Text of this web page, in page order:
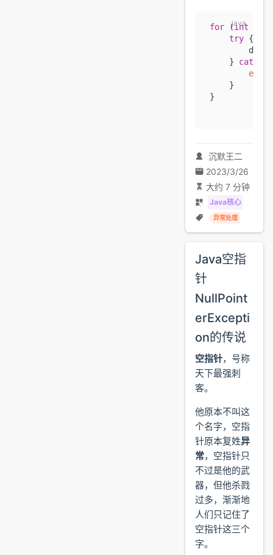
for (int
try {
dosth
} catch
e
}
}
沉默王二
2023/3/26
大约 7 分钟
Java核心
异常处理
Java空指
针
NullPoint
erExcepti
on的传说
空指针，号称
天下最强刺
客。
他原本不叫这
个名字，空指
针原本复姓异
常，空指针只
不过是他的武
器，但他杀戮
过多，渐渐地
人们只记住了
空指针这三个
字。